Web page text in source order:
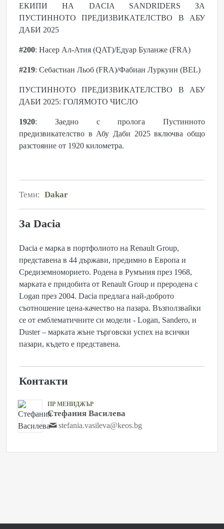
ЕКИПИ НА DACIA SANDRIDERS ЗА
ПУСТИННОТО ПРЕДИЗВИКАТЕЛСТВО В АБУ
ДАБИ 2025
#200: Насер Ал-Атия (QAT)/Едуар Буланже (FRA)
#219: Себастиан Льоб (FRA)/Фабиан Луркуин (BEL)
ПУСТИННОТО ПРЕДИЗВИКАТЕЛСТВО В АБУ
ДАБИ 2025: ГОЛЯМОТО ЧИСЛО
1920: Заедно с пролога Пустинното
предизвикателство в Абу Даби 2025 включва общо
разстояние от 1920 километра.
Теми: Dakar
За Dacia
Dacia е марка в портфолиото на Renault Group,
представена в 44 държави, предимно в Европа и
Средиземноморието. Родена в Румъния през 1968,
марката е придобита от Renault Group и преродена с
Logan през 2004. Dacia предлага най-доброто
съотношение цена-качество на пазара. Възползвайки
се от емблематичните си модели - Logan, Sandero, и
Duster – марката жъне търговски успех на всички
пазари, където е представена.
Контакти
ПР МЕНИДЖЪР
Стефания Василева
stefania.vasileva@keos.bg